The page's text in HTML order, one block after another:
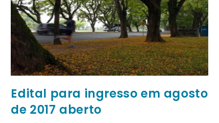
Edital para ingresso em agosto
de 2017 aberto